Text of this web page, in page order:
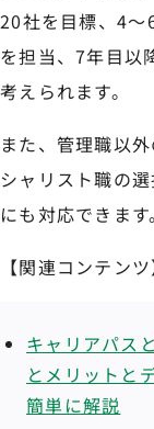
20社を目標、4〜
を担当、7年目以
考えられます。
また、管理職以
シャリスト職の
にも対応できます。
【関連コンテンツ
キャリアパス
とメリットと
簡単に解説